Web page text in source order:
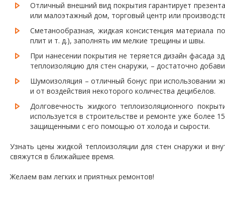
Отличный внешний вид покрытия гарантирует
или малоэтажный дом, торговый центр или
Сметанообразная, жидкая консистенция материала
плит и т. д.), заполнять им мелкие трещины и швы.
При нанесении покрытия не теряется дизайн фасада
теплоизоляцию для стен снаружи, – достаточно
Шумоизоляция – отличный бонус при использовании
и от воздействия некоторого количества децибелов.
Долговечность жидкого теплоизоляционного
используется в строительстве и ремонте уже более
защищенными с его помощью от холода и сырости.
Узнать цены жидкой теплоизоляции для стен снаружи и
свяжутся в ближайшее время.
Желаем вам легких и приятных ремонтов!